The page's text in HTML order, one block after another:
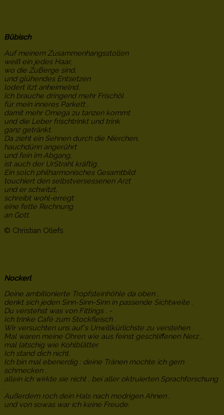
Bübisch
Auf meinem Zusammenhangsstollen
weiß ein jedes Haar,
wo die ZuBerge sind,
und glühendes Entsetzen
lodert itzt anheimelnd.
Ich brauche dringend mehr Frischöl
für mein inneres Parkett ,
damit mehr Omega zu tanzen kommt
und die Leber frischtrinkt und trink
ganz getränkt.
Da zieht ein Sehnen durch die Nierchen,
hauchdünn angerührt
und fein im Abgang,
ist auch der UrStrahl kräftig.
Ein solch philharmonisches Gesamtbild
touchiert den selbstversessenen Arzt
und er schwitzt,
schreibt wohl-erregt
eine fette Rechnung
an Gott.
© Christian Ollefs
Nockerl
Deine ambitionierte Tropfsteinhöhle da oben ,
denkt sich jeden Sinn-Sinn-Sinn in passende Sichtweite .
Du verstehst was von Fittings . -
Ich trinke Café zum Stockfleisch .
Wir versuchten uns auf's Unwillkürlichste zu verstehen .
Mal waren meine Ohren wie aus feinst geschliffenen Nerz ,
mal latschig wie Kohlblätter.
Ich stand dich nicht.
Ich bin mal ebenerdig : deine Tränen mochte ich gern
schmecken ,
allein ich wirkte sie nicht , bei aller oktruierten Sprachforschung
Außerdem roch dein Hals nach modrigen Ahnen ,
und von sowas war ich keine Freude.